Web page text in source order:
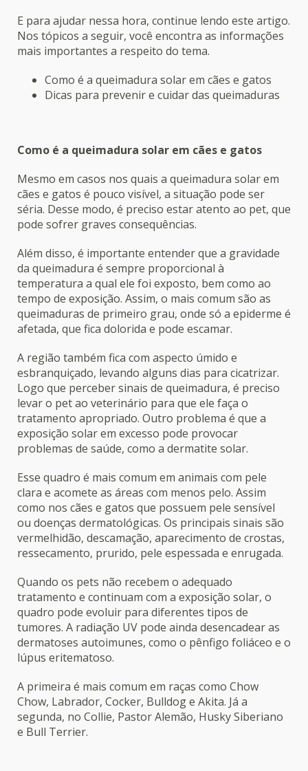
E para ajudar nessa hora, continue lendo este artigo.
Nos tópicos a seguir, você encontra as informações
mais importantes a respeito do tema.
Como é a queimadura solar em cães e gatos
Dicas para prevenir e cuidar das queimaduras
Como é a queimadura solar em cães e gatos
Mesmo em casos nos quais a queimadura solar em
cães e gatos é pouco visível, a situação pode ser
séria. Desse modo, é preciso estar atento ao pet, que
pode sofrer graves consequências.
Além disso, é importante entender que a gravidade
da queimadura é sempre proporcional à
temperatura a qual ele foi exposto, bem como ao
tempo de exposição. Assim, o mais comum são as
queimaduras de primeiro grau, onde só a epiderme é
afetada, que fica dolorida e pode escamar.
A região também fica com aspecto úmido e
esbranquiçado, levando alguns dias para cicatrizar.
Logo que perceber sinais de queimadura, é preciso
levar o pet ao veterinário para que ele faça o
tratamento apropriado. Outro problema é que a
exposição solar em excesso pode provocar
problemas de saúde, como a dermatite solar.
Esse quadro é mais comum em animais com pele
clara e acomete as áreas com menos pelo. Assim
como nos cães e gatos que possuem pele sensível
ou doenças dermatológicas. Os principais sinais são
vermelhidão, descamação, aparecimento de crostas,
ressecamento, prurido, pele espessada e enrugada.
Quando os pets não recebem o adequado
tratamento e continuam com a exposição solar, o
quadro pode evoluir para diferentes tipos de
tumores. A radiação UV pode ainda desencadear as
dermatoses autoimunes, como o pênfigo foliáceo e o
lúpus eritematoso.
A primeira é mais comum em raças como Chow
Chow, Labrador, Cocker, Bulldog e Akita. Já a
segunda, no Collie, Pastor Alemão, Husky Siberiano
e Bull Terrier.